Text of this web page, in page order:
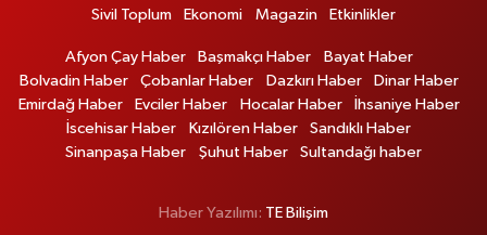
Sivil Toplum
Ekonomi Magazin Etkinlikler
Afyon Çay Haber Başmakçı Haber
Bayat Haber
Bolvadin Haber
Çobanlar Haber Dazkırı Haber
Dinar Haber
Emirdağ Haber
Evciler Haber Hocalar Haber
İhsaniye Haber
İscehisar Haber
Kızılören Haber
Sandıklı Haber
Sinanpaşa Haber
Şuhut Haber Sultandağı haber
Haber Yazılımı: TE Bilişim